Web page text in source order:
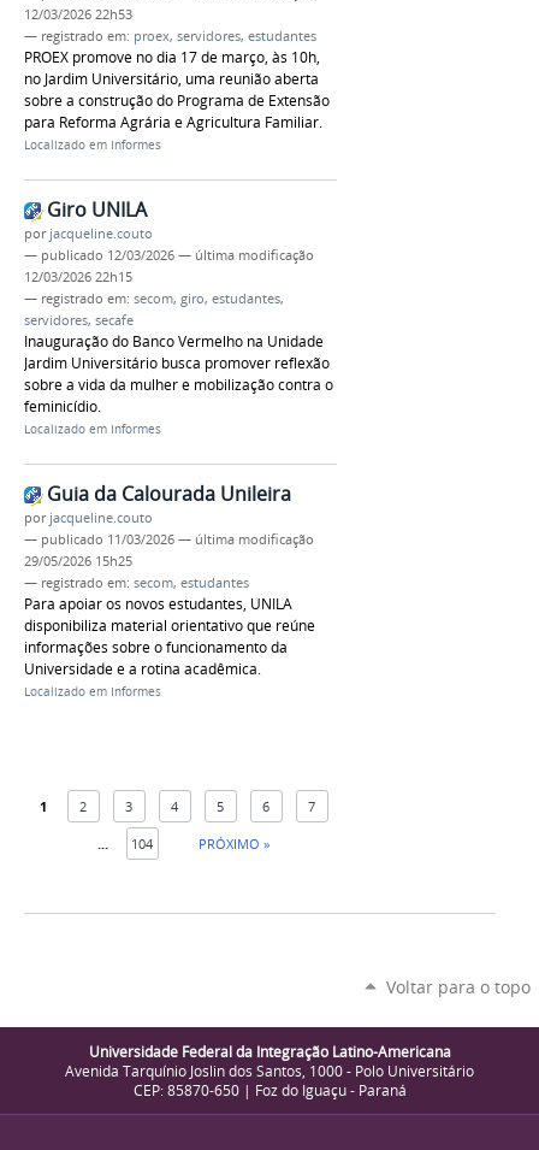
12/03/2026 22h53
— registrado em: proex, servidores, estudantes
PROEX promove no dia 17 de março, às 10h,
no Jardim Universitário, uma reunião aberta
sobre a construção do Programa de Extensão
para Reforma Agrária e Agricultura Familiar.
Localizado em Informes
Giro UNILA
por jacqueline.couto
— publicado 12/03/2026 — última modificação
12/03/2026 22h15
— registrado em: secom, giro, estudantes,
servidores, secafe
Inauguração do Banco Vermelho na Unidade
Jardim Universitário busca promover reflexão
sobre a vida da mulher e mobilização contra o
feminicídio.
Localizado em Informes
Guia da Calourada Unileira
por jacqueline.couto
— publicado 11/03/2026 — última modificação
29/05/2026 15h25
— registrado em: secom, estudantes
Para apoiar os novos estudantes, UNILA
disponibiliza material orientativo que reúne
informações sobre o funcionamento da
Universidade e a rotina acadêmica.
Localizado em Informes
1 2 3 4 5 6 7
104 PRÓXIMO »
Voltar para o topo
Universidade Federal da Integração Latino-Americana
Avenida Tarquínio Joslin dos Santos, 1000 - Polo Universitário
CEP: 85870-650 | Foz do Iguaçu - Paraná